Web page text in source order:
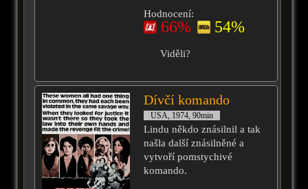
Hodnocení:
66% 54%
Viděli?
Dívčí komando
USA, 1974, 90min
Lindu někdo znásilnil a tak
našla další znásilněné a
vytvoří pomstychivé
komando.